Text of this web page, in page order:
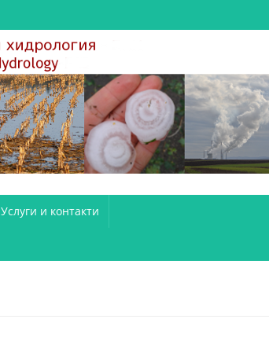
Услуги и контакти